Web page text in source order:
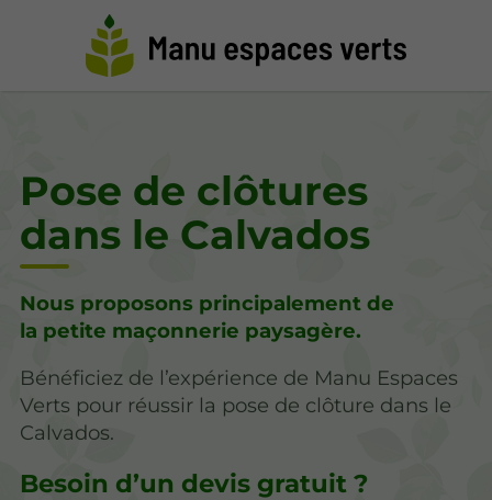
Pose de clôtures
dans le Calvados
Nous proposons principalement de
la petite maçonnerie paysagère.
Bénéficiez de l’expérience de Manu Espaces
Verts pour réussir la pose de clôture dans le
Calvados.
Besoin d’un devis gratuit ?